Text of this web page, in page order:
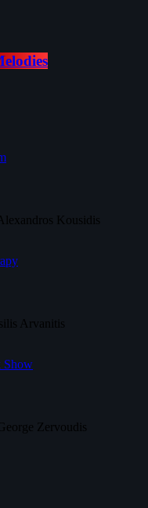
Kousidis
Arvanitis
Zervoudis